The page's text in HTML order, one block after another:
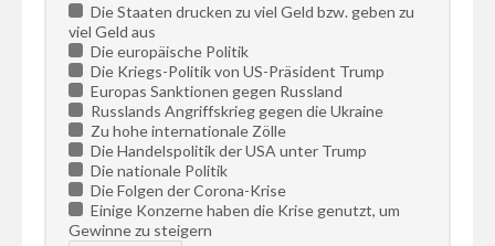
Die Staaten drucken zu viel Geld bzw. geben zu
viel Geld aus
Die europäische Politik
Die Kriegs-Politik von US-Präsident Trump
Europas Sanktionen gegen Russland
Russlands Angriffskrieg gegen die Ukraine
Zu hohe internationale Zölle
Die Handelspolitik der USA unter Trump
Die nationale Politik
Die Folgen der Corona-Krise
Einige Konzerne haben die Krise genutzt, um
Gewinne zu steigern